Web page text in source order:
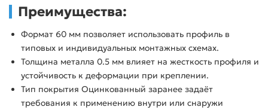
Преимущества:
Формат 60 мм позволяет использовать профиль в
типовых и индивидуальных монтажных схемах.
Толщина металла 0.5 мм влияет на жесткость профиля и
устойчивость к деформации при креплении.
Тип покрытия Оцинкованный заранее задаёт
требования к применению внутри или снаружи